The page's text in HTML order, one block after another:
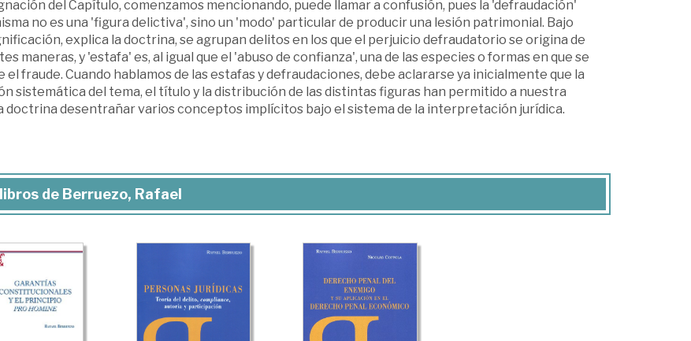
del Capítulo, comenzamos mencionando, puede llamar a confusión, pues la 'defraudación'
no es una 'figura delictiva', sino un 'modo' particular de producir una lesión patrimonial. Bajo
explica la doctrina, se agrupan delitos en los que el perjuicio defraudatorio se origina de
maneras, y 'estafa' es, al igual que el 'abuso de confianza', una de las especies o for­mas en que se
el fraude. Cuando hablamos de las estafas y defraudaciones, debe aclararse ya inicialmente que la
sistemática del tema, el título y la distribución de las distintas figuras han permitido a nuestra
doc­trina desentrañar varios conceptos implícitos bajo el sistema de la interpretación jurídica.
de Berruezo, Rafael